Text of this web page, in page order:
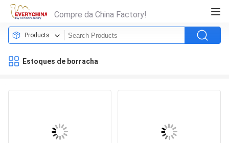
Compre da China Factory!
Products
Estoques de borracha